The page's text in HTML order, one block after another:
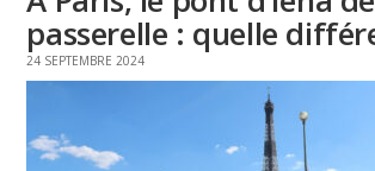
passerelle : quelle
24 SEPTEMBRE 2024